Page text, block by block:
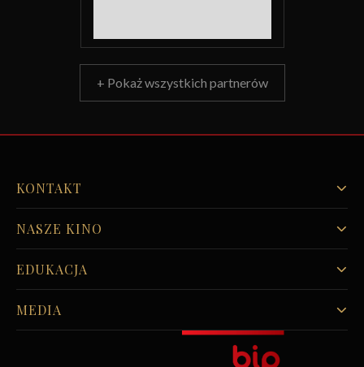
+ Pokaż wszystkich partnerów
KONTAKT
NASZE KINO
EDUKACJA
MEDIA